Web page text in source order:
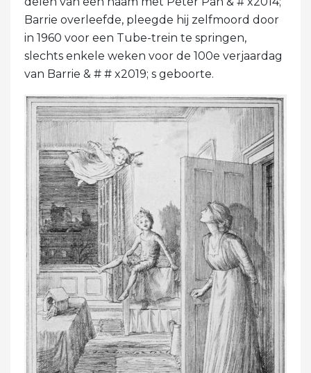
Barrie overleefde, pleegde hij zelfmoord door
in 1960 voor een Tube-trein te springen,
slechts enkele weken voor de 100e verjaardag
van Barrie & # # x2019; s geboorte.